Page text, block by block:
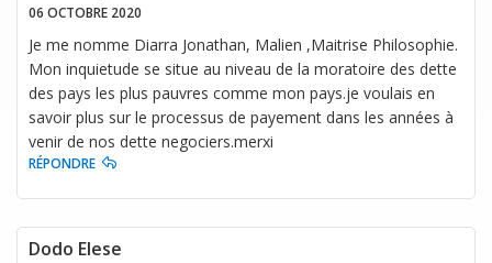
06 OCTOBRE 2020
Je me nomme Diarra Jonathan, Malien ,Maitrise Philosophie.
Mon inquietude se situe au niveau de la moratoire des dette
des pays les plus pauvres comme mon pays.je voulais en
savoir plus sur le processus de payement dans les années à
venir de nos dette negociers.merxi
RÉPONDRE
Dodo Elese